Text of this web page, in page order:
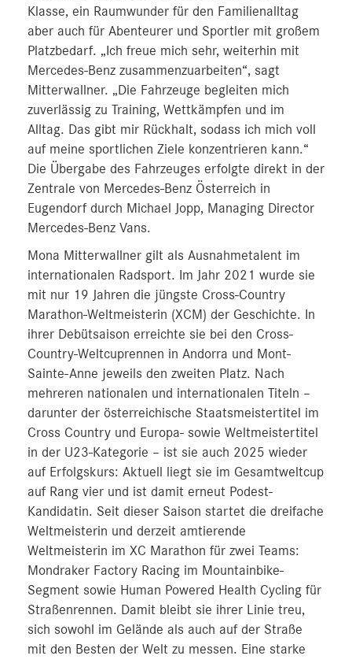
Klasse, ein Raumwunder für den Familienalltag
aber auch für Abenteurer und Sportler mit großem
Platzbedarf. „Ich freue mich sehr, weiterhin mit
Mercedes-Benz zusammenzuarbeiten“, sagt
Mitterwallner. „Die Fahrzeuge begleiten mich
zuverlässig zu Training, Wettkämpfen und im
Alltag. Das gibt mir Rückhalt, sodass ich mich voll
auf meine sportlichen Ziele konzentrieren kann.“
Die Übergabe des Fahrzeuges erfolgte direkt in der
Zentrale von Mercedes-Benz Österreich in
Eugendorf durch Michael Jopp, Managing Director
Mercedes-Benz Vans.
Mona Mitterwallner gilt als Ausnahmetalent im
internationalen Radsport. Im Jahr 2021 wurde sie
mit nur 19 Jahren die jüngste Cross-Country
Marathon-Weltmeisterin (XCM) der Geschichte. In
ihrer Debütsaison erreichte sie bei den Cross-
Country-Weltcuprennen in Andorra und Mont-
Sainte-Anne jeweils den zweiten Platz. Nach
mehreren nationalen und internationalen Titeln –
darunter der österreichische Staatsmeistertitel im
Cross Country und Europa- sowie Weltmeistertitel
in der U23-Kategorie – ist sie auch 2025 wieder
auf Erfolgskurs: Aktuell liegt sie im Gesamtweltcup
auf Rang vier und ist damit erneut Podest-
Kandidatin. Seit dieser Saison startet die dreifache
Weltmeisterin und derzeit amtierende
Weltmeisterin im XC Marathon für zwei Teams:
Mondraker Factory Racing im Mountainbike-
Segment sowie Human Powered Health Cycling für
Straßenrennen. Damit bleibt sie ihrer Linie treu,
sich sowohl im Gelände als auch auf der Straße
mit den Besten der Welt zu messen. Eine starke